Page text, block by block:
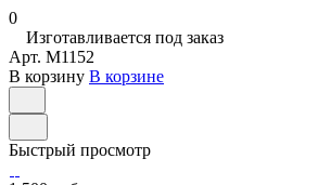
0
Изготавливается под заказ
Арт. M1152
В корзину В корзине
Быстрый просмотр